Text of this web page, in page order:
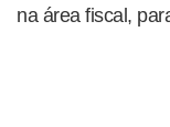
na área fiscal,